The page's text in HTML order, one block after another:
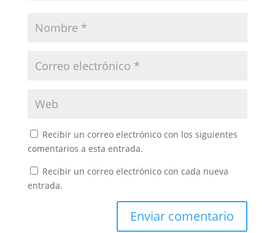
Recibir un correo electrónico con los siguientes
comentarios a esta entrada.
Recibir un correo electrónico con cada nueva
entrada.